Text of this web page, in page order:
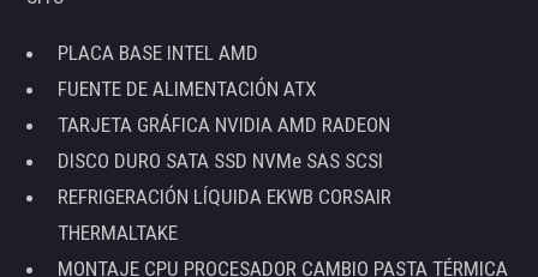
PLACA BASE INTEL AMD
FUENTE DE ALIMENTACIÓN ATX
TARJETA GRÁFICA NVIDIA AMD RADEON
DISCO DURO SATA SSD NVMe SAS SCSI
REFRIGERACIÓN LÍQUIDA EKWB CORSAIR
THERMALTAKE
MONTAJE CPU PROCESADOR CAMBIO PASTA TÉRMICA